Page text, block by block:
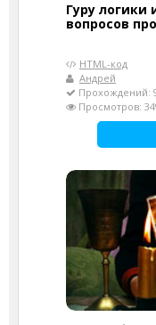
Гуру логики
вопросов
HTML-код
Андрей
Прохождений:
Просмотров: